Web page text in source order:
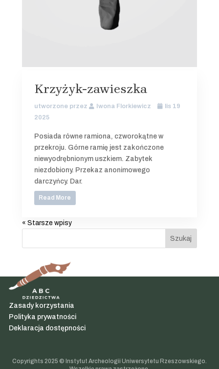
Krzyżyk-zawieszka
utworzone przez Iwona Florkiewicz
lis 19
2025
Posiada równe ramiona, czworokątne w
przekroju. Górne ramię jest zakończone
niewyodrębnionym uszkiem. Zabytek
niezdobiony. Przekaz anonimowego
darczyńcy. Dar.
Read More
« Starsze wpisy
Szukaj
Zasady korzystania
Polityka prywatności
Deklaracja dostępności
Copyrights 2025 © Instytut Archeologii Uniwersytetu Rzeszowskiego.